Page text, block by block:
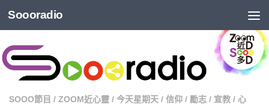
Soooradio
SOOO節目 / ZOOM近心靈 / 今天星期天 / 信仰 / 勵志 / 宣教 / 心